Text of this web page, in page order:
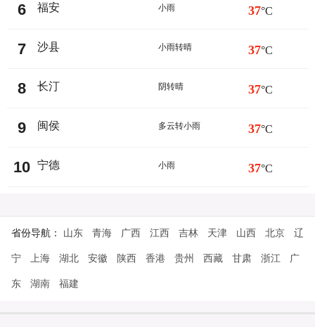
6 福安 小雨 37°C
7 沙县 小雨转晴 37°C
8 长汀 阴转晴 37°C
9 闽侯 多云转小雨 37°C
10 宁德 小雨 37°C
省份导航： 山东 青海 广西 江西 吉林 天津 山西 北京 辽
宁 上海 湖北 安徽 陕西 香港 贵州 西藏 甘肃 浙江 广
东 湖南 福建